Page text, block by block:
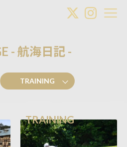
E - 航海日記 -
TRAINING
TRAINING